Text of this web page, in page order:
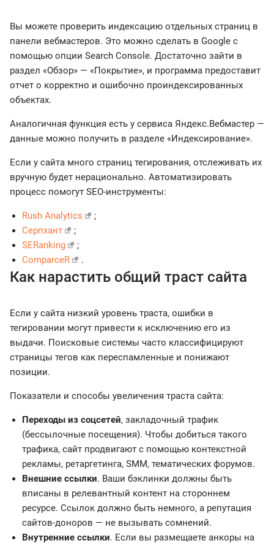
Вы можете проверить индексацию отдельных страниц в
панели вебмастеров. Это можно сделать в Google с
помощью опции Search Console. Достаточно зайти в
раздел «Обзор» — «Покрытие», и программа предоставит
отчет о корректно и ошибочно проиндексированных
объектах.
Аналогичная функция есть у сервиса Яндекс.Вебмастер —
данные можно получить в разделе «Индексирование».
Если у сайта много страниц тегирования, отслеживать их
вручную будет нерационально. Автоматизировать
процесс помогут SEO-инструменты:
Rush Analytics
;
Серпхант
;
SERanking
;
ComparceR
.
Как нарастить общий траст сайта
Если у сайта низкий уровень траста, ошибки в
тегировании могут привести к исключению его из
выдачи. Поисковые системы часто классифицируют
страницы тегов как переспамленные и понижают
позиции.
Показатели и способы увеличения траста сайта:
Переходы из соцсетей, закладочный трафик
(бессылочные посещения). Чтобы добиться такого
трафика, сайт продвигают с помощью контекстной
рекламы, ретаргетинга, SMM, тематических форумов.
Внешние ссылки. Ваши бэклинки должны быть
вписаны в релевантный контент на стороннем
ресурсе. Ссылок должно быть немного, а репутация
сайтов-доноров — не вызывать сомнений.
Внутренние ссылки. Если вы размещаете анкоры на